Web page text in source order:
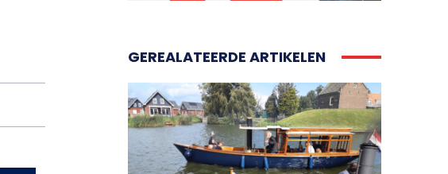
GEREALATEERDE ARTIKELEN